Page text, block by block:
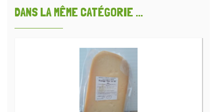
DANS LA MÊME CATÉGORIE ...